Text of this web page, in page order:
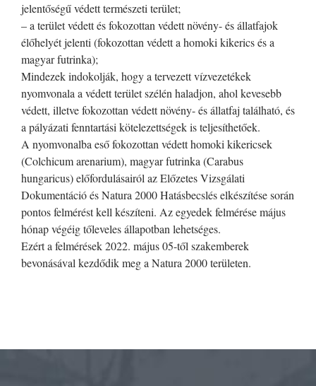
jelentőségű védett természeti terület;
– a terület védett és fokozottan védett növény- és állatfajok
élőhelyét jelenti (fokozottan védett a homoki kikerics és a
magyar futrinka);
Mindezek indokolják, hogy a tervezett vízvezetékek
nyomvonala a védett terület szélén haladjon, ahol kevesebb
védett, illetve fokozottan védett növény- és állatfaj található, és
a pályázati fenntartási kötelezettségek is teljesíthetőek.
A nyomvonalba eső fokozottan védett homoki kikericsek
(Colchicum arenarium), magyar futrinka (Carabus
hungaricus) előfordulásairól az Előzetes Vizsgálati
Dokumentáció és Natura 2000 Hatásbecslés elkészítése során
pontos felmérést kell készíteni. Az egyedek felmérése május
hónap végéig tőleveles állapotban lehetséges.
Ezért a felmérések 2022. május 05-től szakemberek
bevonásával kezdődik meg a Natura 2000 területen.